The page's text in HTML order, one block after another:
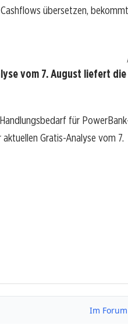
übersetzen,
vom 7. August liefert die
für
Gratis-Analyse vom 7.